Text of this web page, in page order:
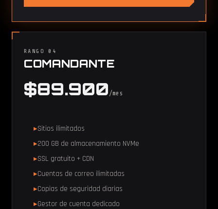
RANGO 04
COMANDANTE
$89.900 /mes
Sitios ilimitados
200 GB de almacenamiento NVMe
SSL gratuito + CDN
Cuentas de correo ilimitadas
Copias de seguridad diarias
Gestor de cuenta dedicado